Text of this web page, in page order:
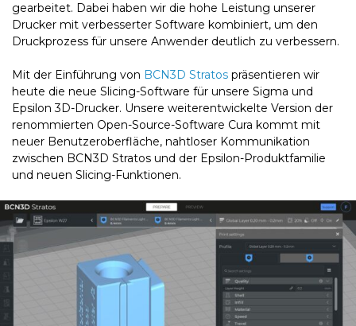
gearbeitet. Dabei haben wir die hohe Leistung unserer
Drucker mit verbesserter Software kombiniert, um den
Druckprozess für unsere Anwender deutlich zu verbessern.
Mit der Einführung von BCN3D Stratos präsentieren wir
heute die neue Slicing-Software für unsere Sigma und
Epsilon 3D-Drucker. Unsere weiterentwickelte Version der
renommierten Open-Source-Software Cura kommt mit
neuer Benutzeroberfläche, nahtloser Kommunikation
zwischen BCN3D Stratos und der Epsilon-Produktfamilie
und neuen Slicing-Funktionen.